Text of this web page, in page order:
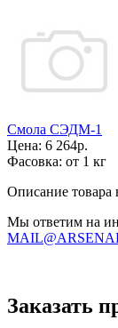
Смола СЭДМ-1
Цена: 6 264р.
Фасовка: от 1 кг
Описание товара
Мы ответим на
Заказать